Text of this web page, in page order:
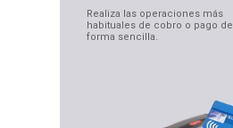
Realiza las operaciones más
habituales de cobro o pago de
forma sencilla.